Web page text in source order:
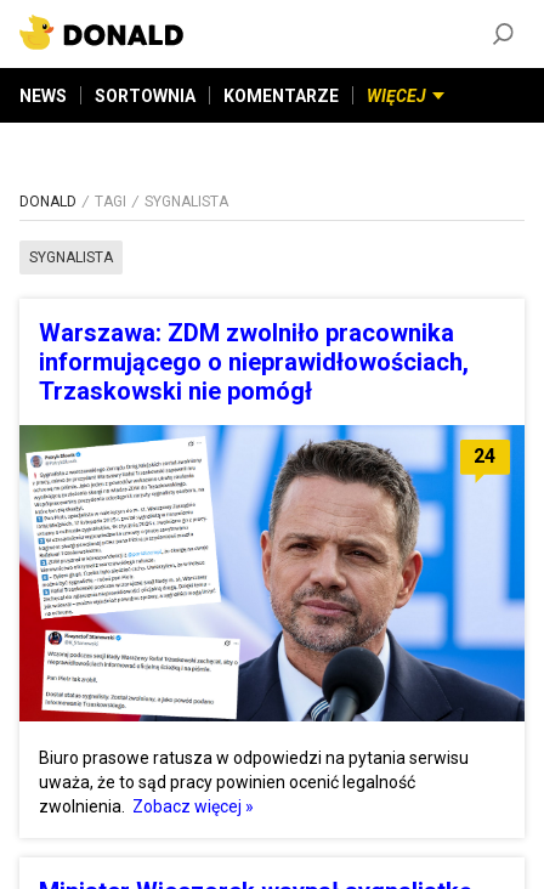
NEWS SORTOWNIA KOMENTARZE WIĘCEJ
DONALD TAGI SYGNALISTA
SYGNALISTA
Warszawa: ZDM zwolniło pracownika
informującego o nieprawidłowościach,
Trzaskowski nie pomógł
24
Biuro prasowe ratusza w odpowiedzi na pytania serwisu
uważa, że to sąd pracy powinien ocenić legalność
zwolnienia. Zobacz więcej »